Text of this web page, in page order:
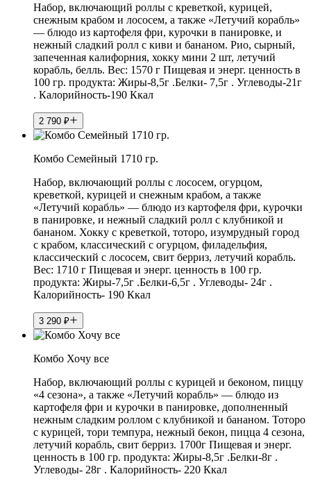
Набор, включающий роллы с креветкой, курицей,
снежным крабом и лососем, а также «Летучий корабль»
— блюдо из картофеля фри, курочки в панировке, и
нежный сладкий ролл с киви и бананом. Рио, сырный,
запеченная калифорния, хокку мини 2 шт, летучий
корабль, белль. Вес: 1570 г Пищевая и энерг. ценность в
100 гр. продукта: Жиры-8,5г .Белки- 7,5г . Углеводы-21г
. Калорийность-190 Ккал
2 790 ₽
Комбо Семейный 1710 гр.
Набор, включающий роллы с лососем, огурцом,
креветкой, курицей и снежным крабом, а также
«Летучий корабль» — блюдо из картофеля фри, курочки
в панировке, и нежный сладкий ролл с клубникой и
бананом. Хокку с креветкой, тоторо, изумрудный город
с крабом, классический с огурцом, филадельфия,
классический с лососем, свит берриз, летучий корабль.
Вес: 1710 г Пищевая и энерг. ценность в 100 гр.
продукта: Жиры-7,5г .Белки-6,5г . Углеводы- 24г .
Калорийность- 190 Ккал
3 290 ₽
Комбо Хочу все
Набор, включающий роллы с курицей и беконом, пиццу
«4 сезона», а также «Летучий корабль» — блюдо из
картофеля фри и курочки в панировке, дополненный
нежным сладким роллом с клубникой и бананом. Тоторо
с курицей, тори темпура, нежный бекон, пицца 4 сезона,
летучий корабль, свит берриз. 1700г Пищевая и энерг.
ценность в 100 гр. продукта: Жиры-8,5г .Белки-8г .
Углеводы- 28г . Калорийность- 220 Ккал